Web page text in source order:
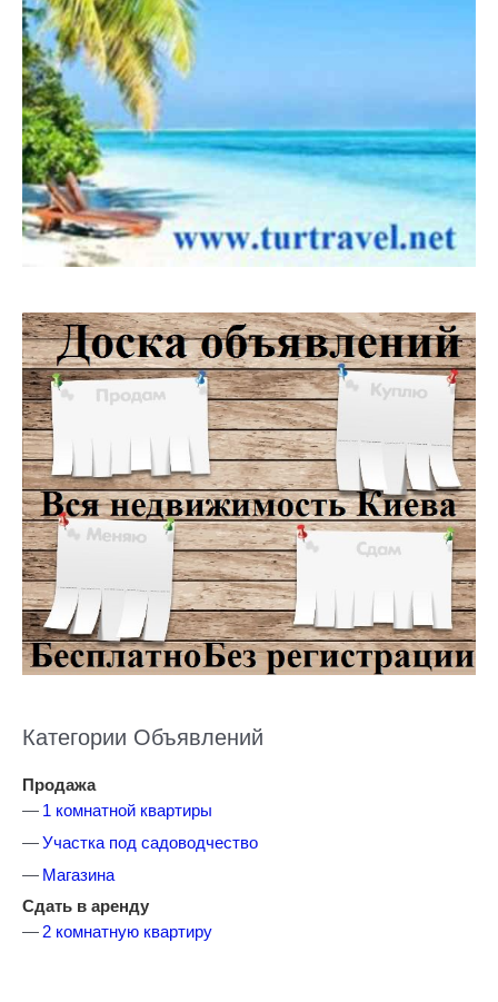
Категории Объявлений
Продажа
1 комнатной квартиры
Участка под садоводчество
Магазина
Сдать в аренду
2 комнатную квартиру